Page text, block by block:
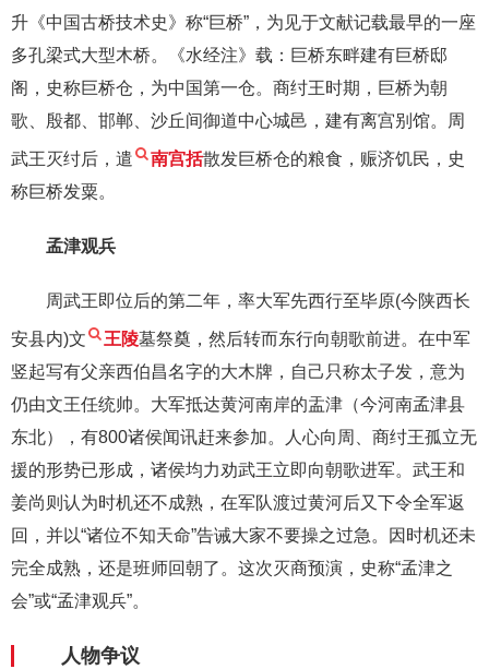
升《中国古桥技术史》称“巨桥”，为见于文献记载最早的一座
多孔梁式大型木桥。《水经注》载：巨桥东畔建有巨桥邸
阁，史称巨桥仓，为中国第一仓。商纣王时期，巨桥为朝
歌、殷都、邯郸、沙丘间御道中心城邑，建有离宫别馆。周
武王灭纣后，遣 南宫括散发巨桥仓的粮食，赈济饥民，史
称巨桥发粟。
孟津观兵
周武王即位后的第二年，率大军先西行至毕原(今陕西长
安县内)文 王陵墓祭奠，然后转而东行向朝歌前进。在中军
竖起写有父亲西伯昌名字的大木牌，自己只称太子发，意为
仍由文王任统帅。大军抵达黄河南岸的盂津（今河南孟津县
东北），有800诸侯闻讯赶来参加。人心向周、商纣王孤立无
援的形势已形成，诸侯均力劝武王立即向朝歌进军。武王和
姜尚则认为时机还不成熟，在军队渡过黄河后又下令全军返
回，并以“诸位不知天命”告诫大家不要操之过急。因时机还未
完全成熟，还是班师回朝了。这次灭商预演，史称“孟津之
会”或“孟津观兵”。
人物争议